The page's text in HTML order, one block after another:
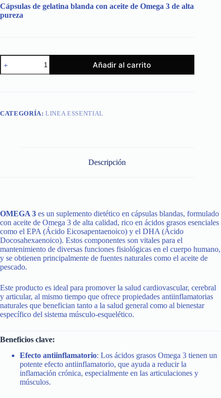
Cápsulas de gelatina blanda con aceite de Omega 3 de alta
pureza
OMEGA
60
Añadir al carrito
CATEGORÍA:LINEA ESSENTIAL
Descripción
OMEGA 3 es un suplemento dietético en cápsulas blandas, formulado
con aceite de Omega 3 de alta calidad, rico en ácidos grasos esenciales
como el EPA (Ácido Eicosapentaenoico) y el DHA (Ácido
Docosahexaenoico). Estos componentes son vitales para el
mantenimiento de diversas funciones fisiológicas en el cuerpo humano,
y se obtienen principalmente de fuentes naturales como el aceite de
pescado.
Este producto es ideal para promover la salud cardiovascular, cerebral
y articular, al mismo tiempo que ofrece propiedades antiinflamatorias
naturales que benefician tanto a la salud general como al bienestar
específico del sistema músculo-esquelético.
Beneficios clave:
Efecto antiinflamatorio: Los ácidos grasos Omega 3 tienen un
potente efecto antiinflamatorio, que ayuda a reducir la
inflamación crónica, especialmente en las articulaciones y
músculos.